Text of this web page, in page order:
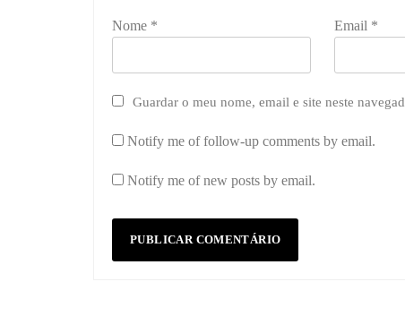
Nome * Email *
Guardar o meu nome, email e site neste
Notify me of follow-up comments by email.
Notify me of new posts by email.